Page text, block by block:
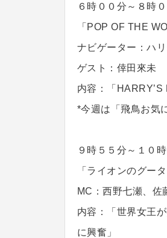
６時００分～８時
「POP OF THE
ナビゲーター：ハ
ゲスト：倖田來未
内容：「
*今週は「飛鳥お気
９時５５分～１０
「ライオンのグー
MC：西野七瀬、佐
内容：「世界女王
に興奮」